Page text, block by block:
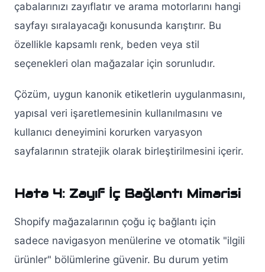
çabalarınızı zayıflatır ve arama motorlarını hangi
sayfayı sıralayacağı konusunda karıştırır. Bu
özellikle kapsamlı renk, beden veya stil
seçenekleri olan mağazalar için sorunludır.
Çözüm, uygun kanonik etiketlerin uygulanmasını,
yapısal veri işaretlemesinin kullanılmasını ve
kullanıcı deneyimini korurken varyasyon
sayfalarının stratejik olarak birleştirilmesini içerir.
Hata 4: Zayıf İç Bağlantı Mimarisi
Shopify mağazalarının çoğu iç bağlantı için
sadece navigasyon menülerine ve otomatik "ilgili
ürünler" bölümlerine güvenir. Bu durum yetim